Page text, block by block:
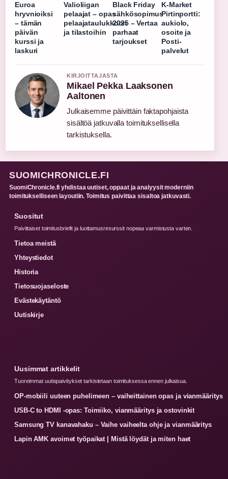
Euroa
hryvnioiksi
– tämän
päivän
kurssi ja
laskuri
Valioliigan
pelaajat – opas
pelaajataulukkoon
ja tilastoihin
Black Friday
sähkösopimus
2025 – Vertaa
parhaat
tarjoukset
K-Market
Pirtinportti:
aukiolo,
osoite ja
Posti-
palvelut
KIRJOITTAJASTA
Mikael Pekka Laaksonen
Aaltonen
Julkaisemme päivittäin faktapohjaista
sisältöä jatkuvalla toimituksellisella
tarkistuksella.
SUOMICHRONICLE.FI
SuomiChronicle.fi yhdistaa uutiset, oppaat ja analyysit moderniin
toimitukselliseen layoutiin. Toimitus paivittaa sisaltoa jatkuvasti.
Suositut
Paivittaiset toimitusbriefit ja luottamusresurssit nopeaa varmistusta varten.
Tietoa meistä
Yhteystiedot
Historia
Tietosuojaseloste
Evästekäytäntö
Uutiskirje
Uusimmat artikkelit
Tuoreimmat uutispaivitykset tarkistetaan toimituksessa ennen julkaisua.
OP-mobiili uuteen puhelimeen – vaiheittainen opas ja vianmääritys
USB-C to HDMI -opas: Toimiiko, vianmääritys ja ostovinkit
Samsung TV kanavahaku – Vaihe vaiheelta ohje ja vianmääritys
Lapin AMK avoimet työpaikat | Mistä löydät ja miten haet